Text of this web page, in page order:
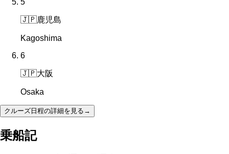
5
🇯🇵鹿児島
Kagoshima
6
🇯🇵大阪
Osaka
クルーズ日程の詳細を見る →
乗船記